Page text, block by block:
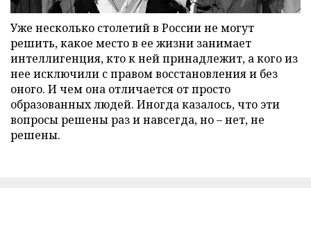
Уже несколько столетий в России не могут
решить, какое место в ее жизни занимает
интеллигенция, кто к ней принадлежит, а кого из
нее исключили с правом восстановления и без
оного. И чем она отличается от просто
образованных людей. Иногда казалось, что эти
вопросы решены раз и навсегда, но – нет, не
решены.